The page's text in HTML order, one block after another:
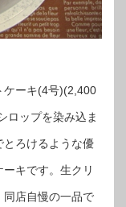
ケーキ(4号)(2,400
ロップを染み込ま
とろけるような優
キです。生クリ
同店自慢の一品で